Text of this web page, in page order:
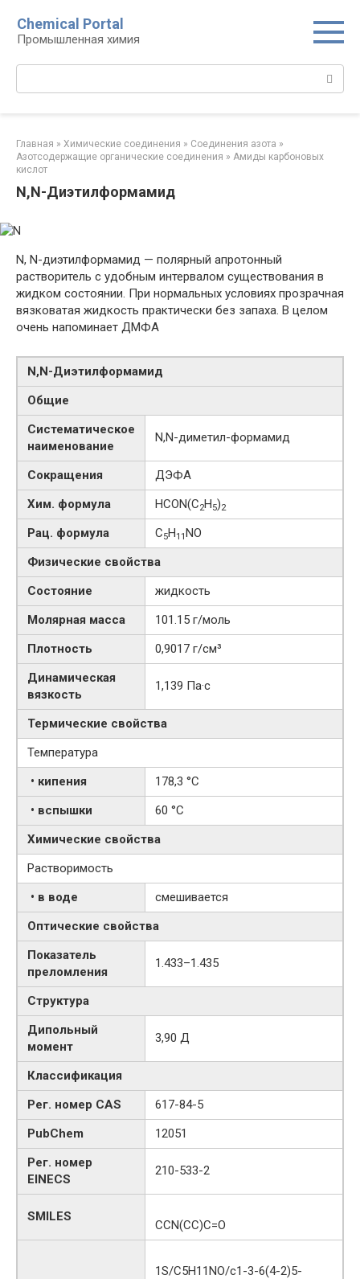
контенту
Chemical Portal
Промышленная химия
Главная » Химические соединения » Соединения азота »
Азотсодержащие органические соединения » Амиды карбоновых
кислот‎
N,N-Диэтилформамид
N, N-диэтилформамид — полярный апротонный
растворитель с удобным интервалом существования в
жидком состоянии. При нормальных условиях прозрачная
вязковатая жидкость практически без запаха. В целом
очень напоминает ДМФА
N,N-​Диэтилформамид
Общие
Систематическое
наименование
N,N-​диметил-​формамид
Сокращения
ДЭФА
Хим. формула
HCON(C2H5)2
Рац. формула C5H11NO
Физические свойства
Состояние
жидкость
Молярная масса
101.15 г/моль
Плотность
0,9017 г/см³
Динамическая
вязкость
1,139 Па·с
Термические свойства
Температура
• кипения
178,3 °C
• вспышки
60 °C
Химические свойства
Растворимость
• в воде
смешивается
Оптические свойства
Показатель
преломления
1.433–1.435
Структура
Дипольный
момент
3,90 Д
Классификация
Рег. номер CAS
617-84-5
PubChem
12051
Рег. номер
EINECS
210-533-2
SMILES
CCN(CC)C=O
1S/C5H11NO/c1-3-6(4-2)5-